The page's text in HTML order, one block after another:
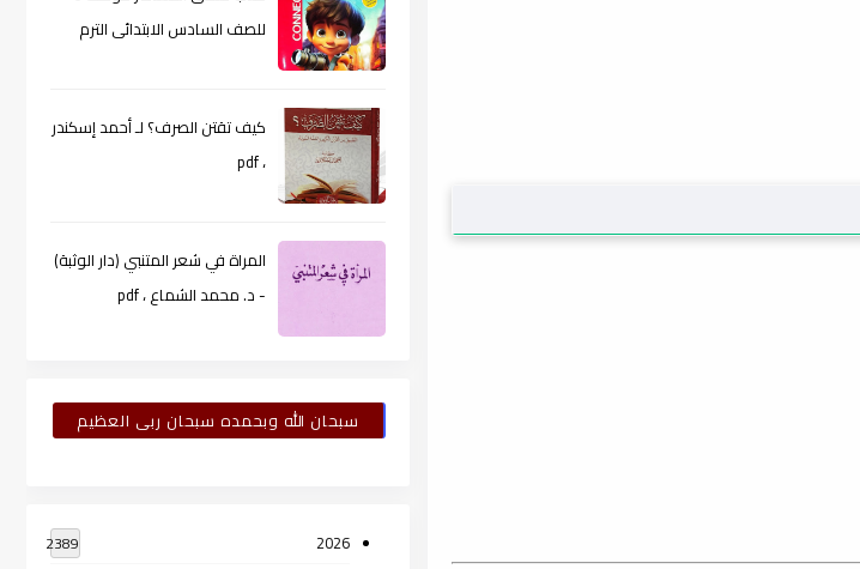
للصف السادس الابتدائى الترم
كيف تقتن الصرف؟ لـ أحمد إسكندر
، pdf
المراة في شعر المتنبي (دار الوثبة)
- د. محمد الشماع ، pdf
سبحان الله وبحمده سبحان ربى العظيم
2026
2389